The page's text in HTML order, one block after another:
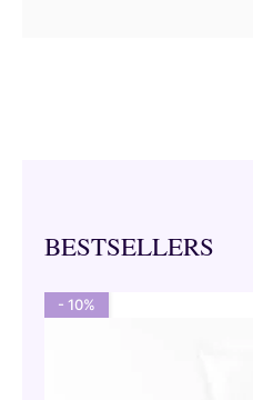
BESTSELLERS
- 10%